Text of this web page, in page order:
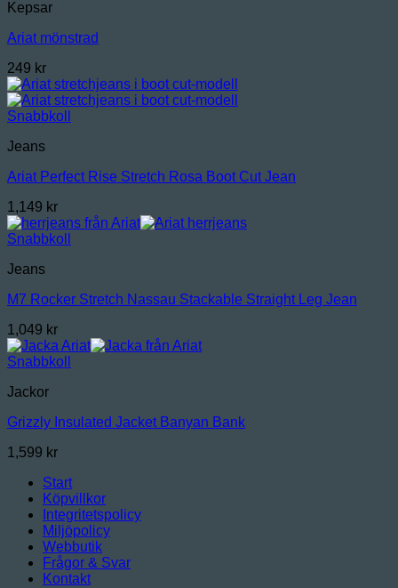
Kepsar
Ariat mönstrad
249 kr
Snabbkoll
Jeans
Ariat Perfect Rise Stretch Rosa Boot Cut Jean
1,149 kr
Snabbkoll
Jeans
M7 Rocker Stretch Nassau Stackable Straight Leg Jean
1,049 kr
Snabbkoll
Jackor
Grizzly Insulated Jacket Banyan Bank
1,599 kr
Start
Köpvillkor
Integritetspolicy
Miljöpolicy
Webbutik
Frågor & Svar
Kontakt